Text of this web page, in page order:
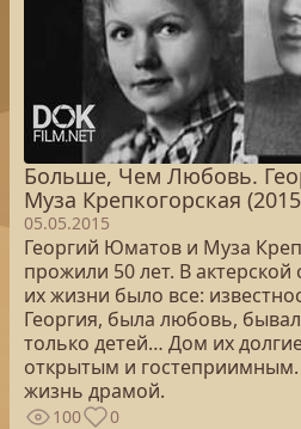
Больше, Чем Любовь.
Муза Крепкогорская
05.05.2015
Георгий Юматов и Муза
прожили 50 лет. В актерской
их жизни было все:
Георгия, была любовь,
только детей… Дом их
открытым и гостеприимным.
жизнь драмой.
100 0